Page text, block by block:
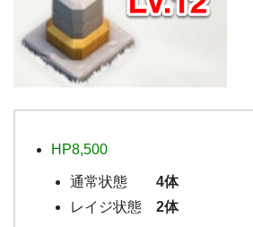
HP8,500
通常状態 4体
レイジ状態 2体